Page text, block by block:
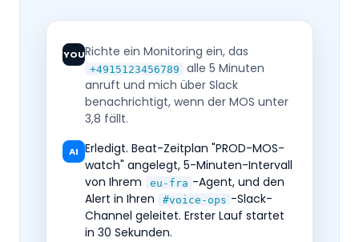
YOURichte ein Monitoring ein, das
+4915123456789
alle 5 Minuten
anruft und mich über Slack
benachrichtigt, wenn der MOS unter
3,8 fällt.
AI Erledigt. Beat-Zeitplan "PROD-MOS-
watch" angelegt, 5-Minuten-Intervall
von Ihrem
eu-fra -Agent, und den
Alert in Ihren
#voice-ops -Slack-
Channel geleitet. Erster Lauf startet
in 30 Sekunden.